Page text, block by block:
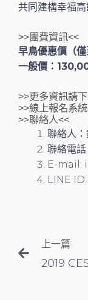
共同建構幸福
>>團費資訊<<
早鳥優惠價（
一般價：
>>更多資訊請
>>線上報名系
>>聯絡人<<
聯絡人
聯絡電
E-mail:
LINE
上一篇